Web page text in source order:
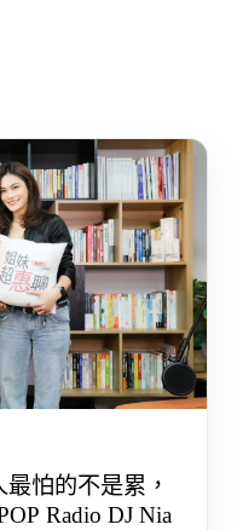
最怕的不是累，
Radio DJ Nia